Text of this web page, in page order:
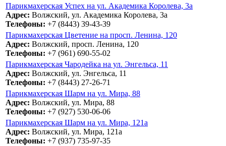
Парикмахерская Успех на ул. Академика Королева, 3а
Адрес: Волжский, ул. Академика Королева, 3а
Телефоны: +7 (8443) 39-43-39
Парикмахерская Цветение на просп. Ленина, 120
Адрес: Волжский, просп. Ленина, 120
Телефоны: +7 (961) 690-55-02
Парикмахерская Чародейка на ул. Энгельса, 11
Адрес: Волжский, ул. Энгельса, 11
Телефоны: +7 (8443) 27-26-71
Парикмахерская Шарм на ул. Мира, 88
Адрес: Волжский, ул. Мира, 88
Телефоны: +7 (927) 530-06-06
Парикмахерская Шарм на ул. Мира, 121а
Адрес: Волжский, ул. Мира, 121а
Телефоны: +7 (937) 735-97-35